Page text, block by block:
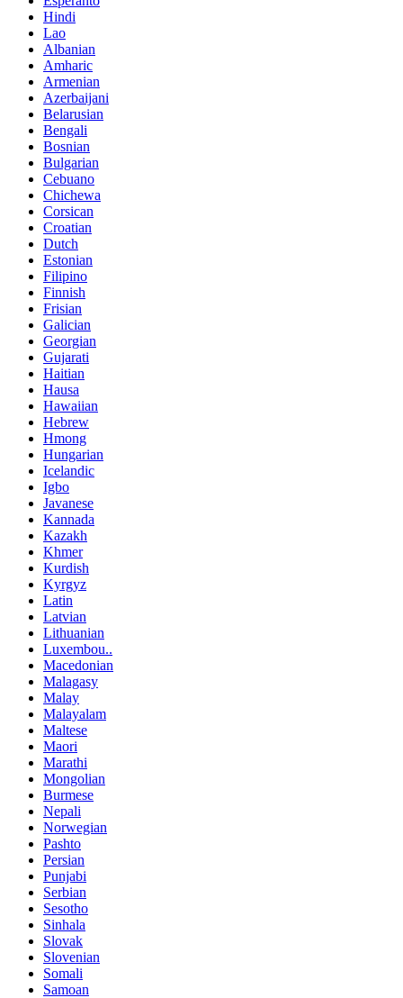
Hindi
Lao
Albanian
Amharic
Armenian
Azerbaijani
Belarusian
Bengali
Bosnian
Bulgarian
Cebuano
Chichewa
Corsican
Croatian
Dutch
Estonian
Filipino
Finnish
Frisian
Galician
Georgian
Gujarati
Haitian
Hausa
Hawaiian
Hebrew
Hmong
Hungarian
Icelandic
Igbo
Javanese
Kannada
Kazakh
Khmer
Kurdish
Kyrgyz
Latin
Latvian
Lithuanian
Luxembou..
Macedonian
Malagasy
Malay
Malayalam
Maltese
Maori
Marathi
Mongolian
Burmese
Nepali
Norwegian
Pashto
Persian
Punjabi
Serbian
Sesotho
Sinhala
Slovak
Slovenian
Somali
Samoan